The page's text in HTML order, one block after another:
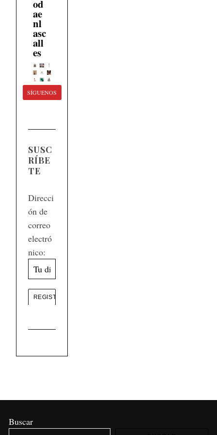
od
ae
nl
asc
all
es
SÍGUENOS
SUSC
RÍBE
TE
Direcci
ón de
correo
electró
nico:
Buscar